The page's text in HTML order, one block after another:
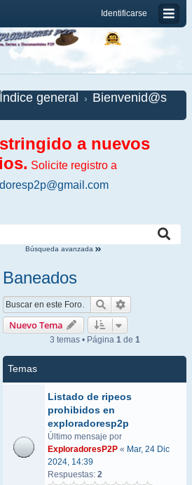
Identificarse
Índice general
Bienvenid@s
a nuevos
Solicite registro a
Búsqueda avanzada
Baneados
Buscar
Nuevo Tema
3 temas • Página 1de 1
Temas
Listado de ripeos
prohibidos en
exploradoresp2p
Último mensaje por
ExploradoresP2P « Mar, 24 Dic
2024, 14:39
Respuestas: 2